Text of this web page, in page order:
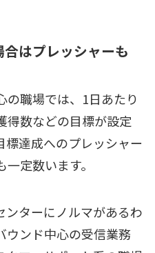
はプレッシャーも
の職場では、1日あたり
得数などの目標が設定
標達成へのプレッシャー
定数います。
ンターにノルマがあるわ
ウンド中心の受信業務